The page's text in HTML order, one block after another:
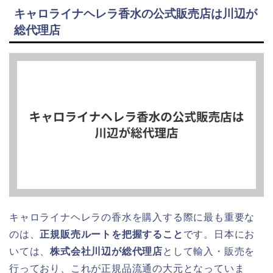
キャロライナヘレラ香水の公式販売店は川辺が
総代理店
キャロライナヘレラの香水を購入する際に最も重要な
のは、 正規販売ルートを把握すること です。日本にお
いては、株式会社川辺が総代理店として輸入・販売を
行っており、これが正規品流通の大元となっていま